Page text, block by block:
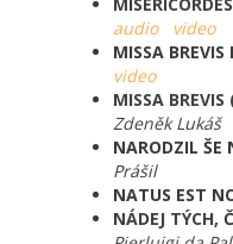
audio
video
MISSA BREVIS
video
MISSA
Zdeněk Lukáš
NARODZIL ŠE
Prášil
NATUS EST
NÁDEJ TÝCH,